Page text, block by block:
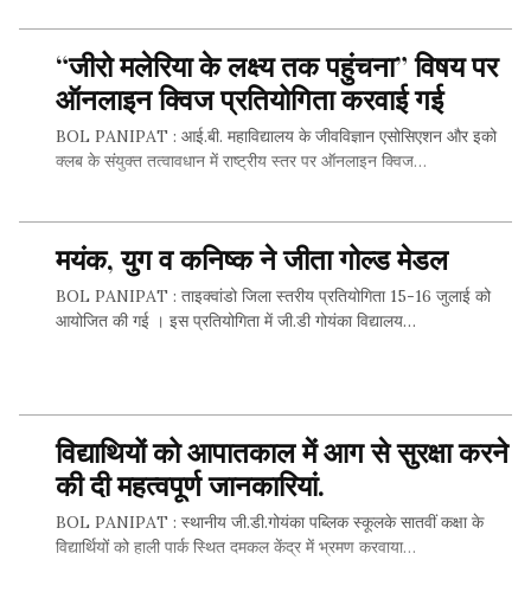
SHARE THIS...
“जीरो मलेरिया के लक्ष्य तक पहुंचना” विषय पर
ऑनलाइन क्विज प्रतियोगिता करवाई गई
BOL PANIPAT : आई.बी. महाविद्यालय के जीवविज्ञान एसोसिएशन और इको
क्लब के संयुक्त तत्वावधान में राष्ट्रीय स्तर पर ऑनलाइन क्विज…
SHARE THIS...
मयंक, युग व कनिष्क ने जीता गोल्ड मेडल
BOL PANIPAT : ताइक्वांडो जिला स्तरीय प्रतियोगिता 15-16 जुलाई को
आयोजित की गई । इस प्रतियोगिता में जी.डी गोयंका विद्यालय…
विद्याथियों को आपातकाल में आग से सुरक्षा करने
की दी महत्वपूर्ण जानकारियां.
BOL PANIPAT : स्थानीय जी.डी.गोयंका पब्लिक स्कूलके सातवीं कक्षा के
विद्यार्थियों को हाली पार्क स्थित दमकल केंद्र में भ्रमण करवाया…